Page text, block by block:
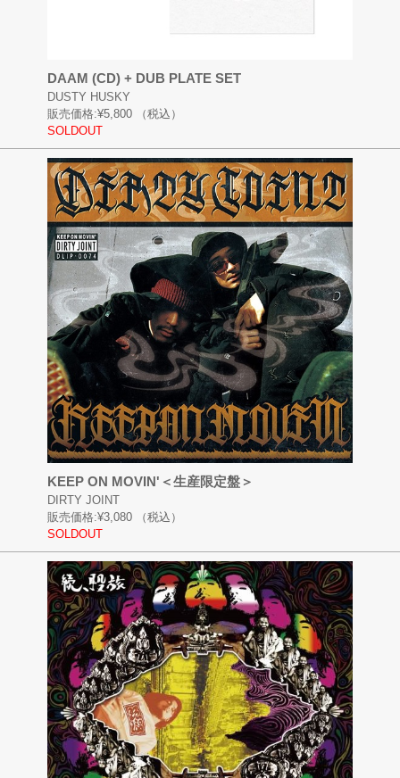
DAAM (CD) + DUB PLATE SET
DUSTY HUSKY
販売価格:¥5,800
（税込）
SOLDOUT
KEEP ON MOVIN'＜生産限定盤＞
DIRTY JOINT
販売価格:¥3,080
（税込）
SOLDOUT